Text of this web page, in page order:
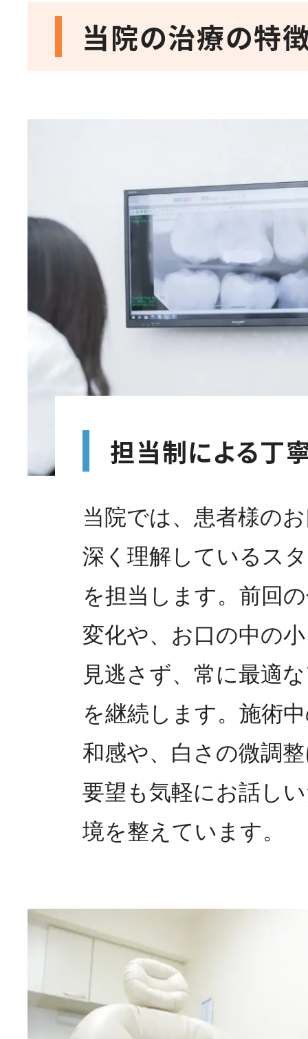
当院の治療の特
担当制による丁
当院では、患者様の
深く理解しているス
を担当します。前回
変化や、お口の中の
見逃さず、常に最適
を継続します。施術
和感や、白さの微調
要望も気軽にお話し
境を整えています。